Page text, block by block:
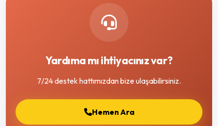
Yardıma mı ihtiyacınız var?
7/24 destek hattımızdan bize ulaşabilirsiniz.
Hemen Ara